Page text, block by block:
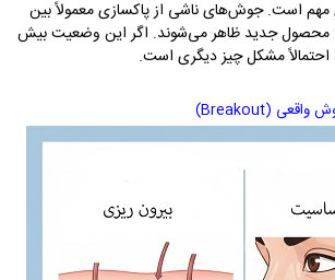
مهم است. جوش‌های ناشی از پاکسازی معمولاً بین
محصول جدید ظاهر می‌شوند. اگر این وضعیت بیش
احتمالاً مشکل چیز دیگری است.
واقعی (Breakout
)